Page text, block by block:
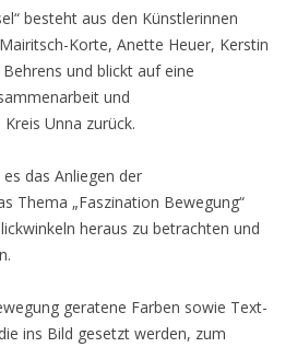
besteht aus den Künstlerinnen
Korte, Anette Heuer, Kerstin
und blickt auf eine
und
Unna zurück.
das Anliegen der
Thema „Faszination Bewegung“
heraus zu betrachten und
geratene Farben sowie Text-
ins Bild gesetzt werden, zum